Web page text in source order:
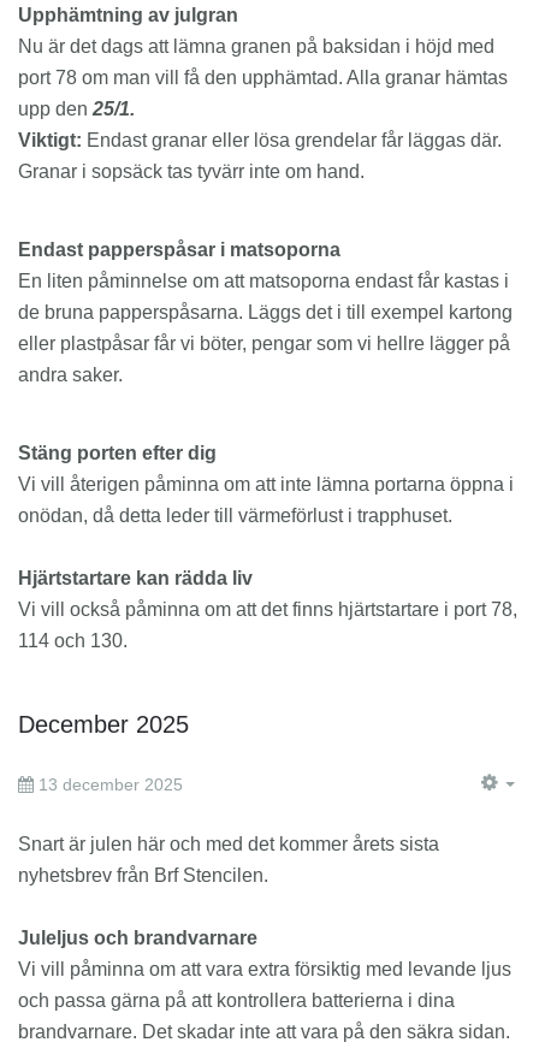
Upphämtning av julgran
Nu är det dags att lämna granen på baksidan i höjd med
port 78 om man vill få den upphämtad. Alla granar hämtas
upp den 25/1.
Viktigt: Endast granar eller lösa grendelar får läggas där.
Granar i sopsäck tas tyvärr inte om hand.
Endast papperspåsar i matsoporna
En liten påminnelse om att matsoporna endast får kastas i
de bruna papperspåsarna. Läggs det i till exempel kartong
eller plastpåsar får vi böter, pengar som vi hellre lägger på
andra saker.
Stäng porten efter dig
Vi vill återigen påminna om att inte lämna portarna öppna i
onödan, då detta leder till värmeförlust i trapphuset.
Hjärtstartare kan rädda liv
Vi vill också påminna om att det finns hjärtstartare i port 78,
114 och 130.
December 2025
13 december 2025
Snart är julen här och med det kommer årets sista
nyhetsbrev från Brf Stencilen.
Juleljus och brandvarnare
Vi vill påminna om att vara extra försiktig med levande ljus
och passa gärna på att kontrollera batterierna i dina
brandvarnare. Det skadar inte att vara på den säkra sidan.